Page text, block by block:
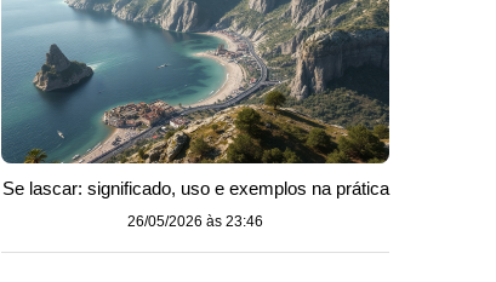
Se lascar: significado, uso e exemplos na prática
26/05/2026 às 23:46